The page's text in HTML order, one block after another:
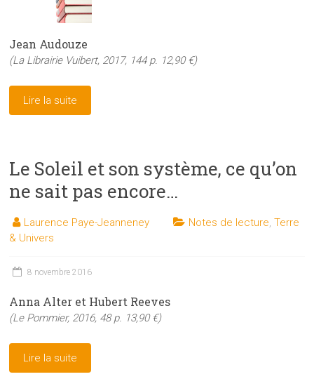
Jean Audouze
(La Librairie Vuibert, 2017, 144 p. 12,90 €)
Lire la suite
Le Soleil et son système, ce qu’on
ne sait pas encore…
Laurence Paye-Jeanneney Notes de lecture,Terre
& Univers
8 novembre 2016
Anna Alter et Hubert Reeves
(Le Pommier, 2016, 48 p. 13,90 €)
Lire la suite